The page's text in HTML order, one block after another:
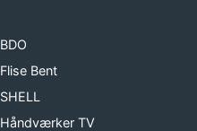
BDO
Flise Bent
SHELL
Håndværker TV